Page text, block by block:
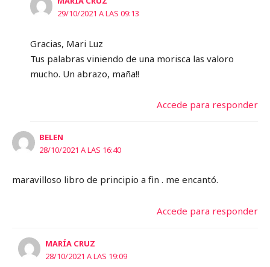
29/10/2021 A LAS 09:13
Gracias, Mari Luz
Tus palabras viniendo de una morisca las valoro
mucho. Un abrazo, maña!!
Accede para responder
BELEN
28/10/2021 A LAS 16:40
maravilloso libro de principio a fin . me encantó.
Accede para responder
MARÍA CRUZ
28/10/2021 A LAS 19:09